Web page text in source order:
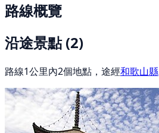
路線概覽
沿途景點(2)
路線1公里內2個地點，途經和歌山縣